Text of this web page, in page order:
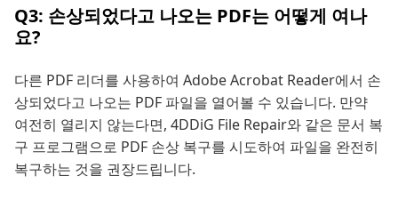
Q3: 손상되었다고 나오는 PDF는 어떻게 여나
요?
다른 PDF 리더를 사용하여 Adobe Acrobat Reader에서 손
상되었다고 나오는 PDF 파일을 열어볼 수 있습니다. 만약
여전히 열리지 않는다면, 4DDiG File Repair와 같은 문서 복
구 프로그램으로 PDF 손상 복구를 시도하여 파일을 완전히
복구하는 것을 권장드립니다.